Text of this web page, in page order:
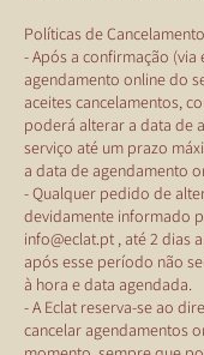
Políticas de
- Após a confirmação (via
agendamento online do
aceites cancelamentos,
poderá alterar a data de
serviço até um prazo
a data de agendamento
- Qualquer pedido de
devidamente informado
info@eclat.pt , até 2 dias
após esse período não
à hora e data agendada.
- A Eclat reserva-se ao
cancelar agendamentos